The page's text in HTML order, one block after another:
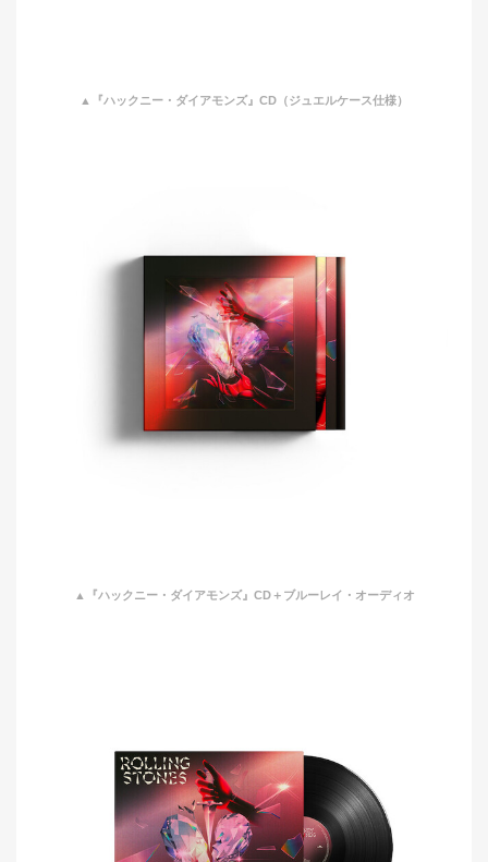
▲『ハックニー・ダイアモンズ』CD（ジュエルケース仕様）
▲『ハックニー・ダイアモンズ』CD＋ブルーレイ・オーディオ